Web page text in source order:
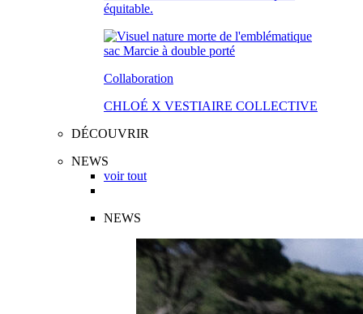
équitable.
Collaboration
CHLOÉ X VESTIAIRE COLLECTIVE
DÉCOUVRIR
NEWS
voir tout
NEWS